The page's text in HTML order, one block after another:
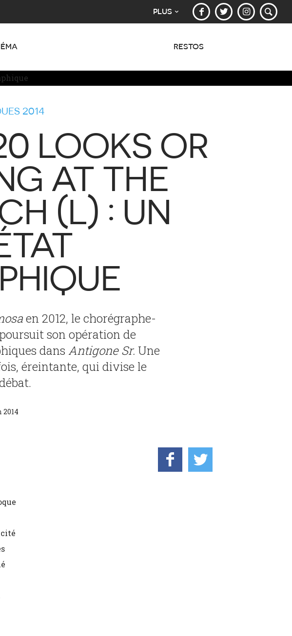
PLUS
RESTOS
2014
LOOKS OR
AT THE
(L) : UN
en 2012, le chorégraphe-
son opération de
dans Antigone Sr. Une
éreintante, qui divise le
2014